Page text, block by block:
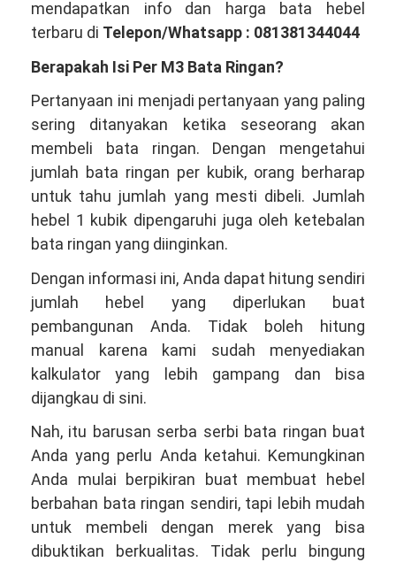
mendapatkan info dan harga bata hebel
terbaru di Telepon/Whatsapp : 081381344044
Berapakah Isi Per M3 Bata Ringan?
Pertanyaan ini menjadi pertanyaan yang paling
sering ditanyakan ketika seseorang akan
membeli bata ringan. Dengan mengetahui
jumlah bata ringan per kubik, orang berharap
untuk tahu jumlah yang mesti dibeli. Jumlah
hebel 1 kubik dipengaruhi juga oleh ketebalan
bata ringan yang diinginkan.
Dengan informasi ini, Anda dapat hitung sendiri
jumlah hebel yang diperlukan buat
pembangunan Anda. Tidak boleh hitung
manual karena kami sudah menyediakan
kalkulator yang lebih gampang dan bisa
dijangkau di sini.
Nah, itu barusan serba serbi bata ringan buat
Anda yang perlu Anda ketahui. Kemungkinan
Anda mulai berpikiran buat membuat hebel
berbahan bata ringan sendiri, tapi lebih mudah
untuk membeli dengan merek yang bisa
dibuktikan berkualitas. Tidak perlu bingung